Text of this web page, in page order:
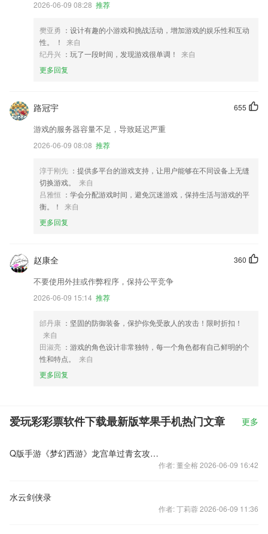
2026-06-09 08:28 推荐
樊亚勇 ：设计有趣的小游戏和挑战活动，增加游戏的娱乐性和互动
性。 ！
来自
纪丹兴 ：玩了一段时间，发现游戏很单调！
来自
更多回复
655
路冠宇
游戏的服务器容量不足，导致延迟严重
2026-06-09 08:08 推荐
淳于刚先 ：提供多平台的游戏支持，让用户能够在不同设备上无缝
切换游戏。
来自
吕雅恒 ：学会分配游戏时间，避免沉迷游戏，保持生活与游戏的平
衡。！
来自
更多回复
360
赵康全
不要使用外挂或作弊程序，保持公平竞争
2026-06-09 15:14 推荐
邰丹康 ：坚固的防御装备，保护你免受敌人的攻击！限时折扣！
来自
田淑亮 ：游戏的角色设计非常独特，每一个角色都有自己鲜明的个
性和特点。
来自
更多回复
爱玩彩彩票软件下载最新版苹果手机热门文章 更多
Q版手游《梦幻西游》龙宫单过青玄攻略视频
作者: 董全榕 2026-06-09 16:42
水云剑侠录
作者: 丁莉蓉 2026-06-09 11:36